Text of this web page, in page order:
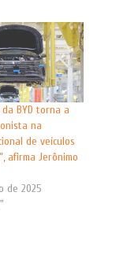
BYD torna a
na
de veículos
afirma Jerônimo
de 2025